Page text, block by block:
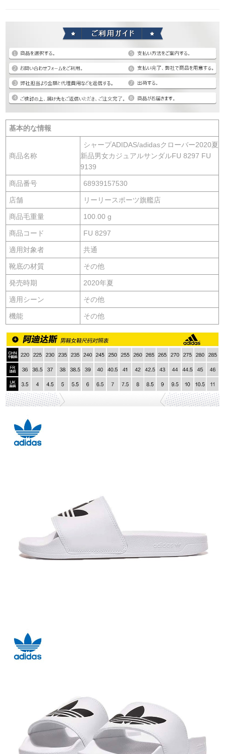
基本的な情報
商品名称
シャープADIDAS/adidasクローバー2020夏
新品男女カジュアルサンダルFU 8297 FU
9139
商品番号 68939157530
店舗 リーリースポーツ旗艦店
商品毛重量 100.00 g
商品コード FU 8297
適用対象者 共通
靴底の材質 その他
発売時期 2020年夏
適用シーン その他
機能 その他